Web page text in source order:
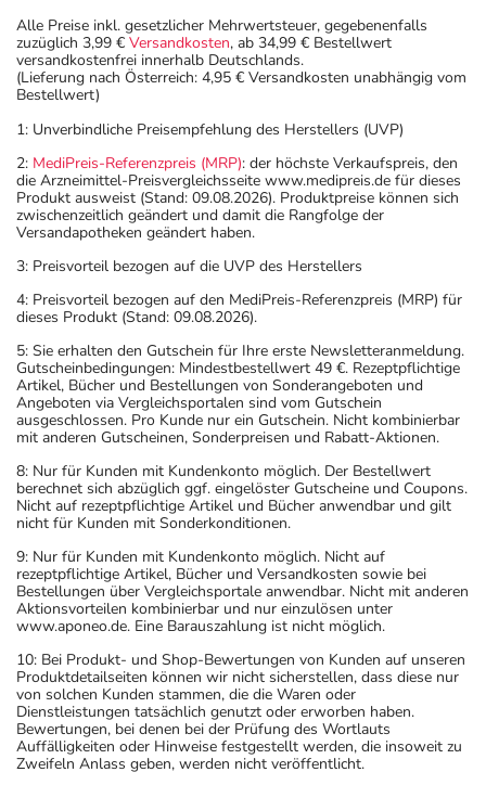
Alle Preise inkl. gesetzlicher Mehrwertsteuer, gegebenenfalls
zuzüglich 3,99 € Versandkosten, ab 34,99 € Bestellwert
versandkostenfrei innerhalb Deutschlands.
(Lieferung nach Österreich: 4,95 € Versandkosten unabhängig vom
Bestellwert)
1: Unverbindliche Preisempfehlung des Herstellers (UVP)
2: MediPreis-Referenzpreis (MRP): der höchste Verkaufspreis, den
die Arzneimittel-Preisvergleichsseite www.medipreis.de für dieses
Produkt ausweist (Stand: 09.08.2026). Produktpreise können sich
zwischenzeitlich geändert und damit die Rangfolge der
Versandapotheken geändert haben.
3: Preisvorteil bezogen auf die UVP des Herstellers
4: Preisvorteil bezogen auf den MediPreis-Referenzpreis (MRP) für
dieses Produkt (Stand: 09.08.2026).
5: Sie erhalten den Gutschein für Ihre erste Newsletteranmeldung.
Gutscheinbedingungen: Mindestbestellwert 49 €. Rezeptpflichtige
Artikel, Bücher und Bestellungen von Sonderangeboten und
Angeboten via Vergleichsportalen sind vom Gutschein
ausgeschlossen. Pro Kunde nur ein Gutschein. Nicht kombinierbar
mit anderen Gutscheinen, Sonderpreisen und Rabatt-Aktionen.
8: Nur für Kunden mit Kundenkonto möglich. Der Bestellwert
berechnet sich abzüglich ggf. eingelöster Gutscheine und Coupons.
Nicht auf rezeptpflichtige Artikel und Bücher anwendbar und gilt
nicht für Kunden mit Sonderkonditionen.
9: Nur für Kunden mit Kundenkonto möglich. Nicht auf
rezeptpflichtige Artikel, Bücher und Versandkosten sowie bei
Bestellungen über Vergleichsportale anwendbar. Nicht mit anderen
Aktionsvorteilen kombinierbar und nur einzulösen unter
www.aponeo.de. Eine Barauszahlung ist nicht möglich.
10: Bei Produkt- und Shop-Bewertungen von Kunden auf unseren
Produktdetailseiten können wir nicht sicherstellen, dass diese nur
von solchen Kunden stammen, die die Waren oder
Dienstleistungen tatsächlich genutzt oder erworben haben.
Bewertungen, bei denen bei der Prüfung des Wortlauts
Auffälligkeiten oder Hinweise festgestellt werden, die insoweit zu
Zweifeln Anlass geben, werden nicht veröffentlicht.